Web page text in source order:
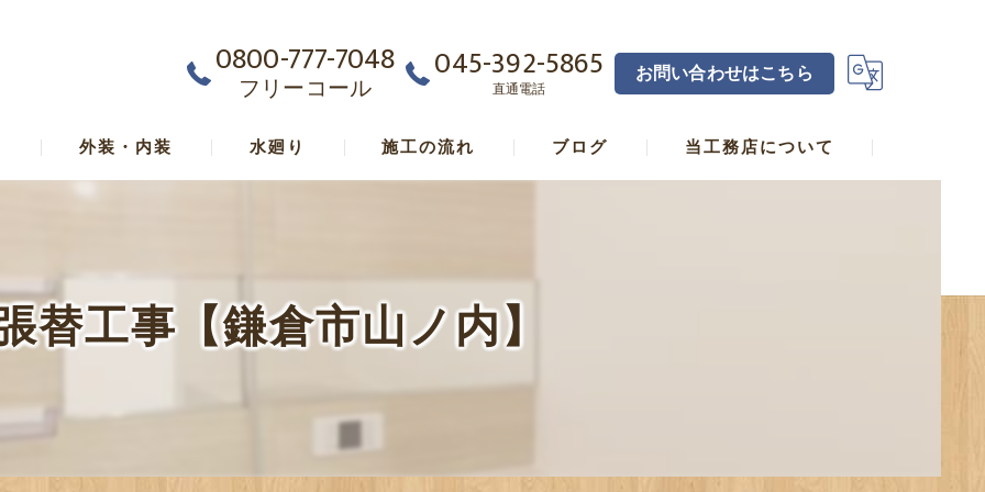
0800-777-7048
フリーコール
045-392-5865
直通電話
お問い合わせはこちら
外装・内装 水廻り 施工の流れ ブログ 当工務店について
横浜の工務店･宅見工務店直し家本舗合同会社のお客様の声
替工事【鎌倉市山ノ内】